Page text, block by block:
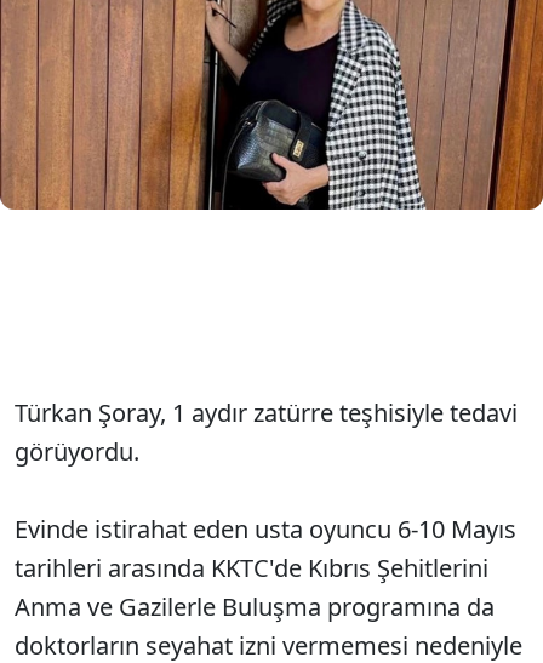
Yeşilçam'ın ünlü ismi Türkan Şoray
sağlık durumuyla ilgili sosyal medya
hesabından açıklama yaptı.
Türkan Şoray, 1 aydır zatürre teşhisiyle tedavi
görüyordu.
Evinde istirahat eden usta oyuncu 6-10 Mayıs
tarihleri arasında KKTC'de Kıbrıs Şehitlerini
Anma ve Gazilerle Buluşma programına da
doktorların seyahat izni vermemesi nedeniyle